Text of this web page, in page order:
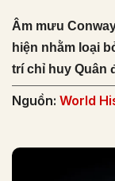
Âm mưu
hiện nhằm loại
trí chỉ huy Quân
Nguồn: World